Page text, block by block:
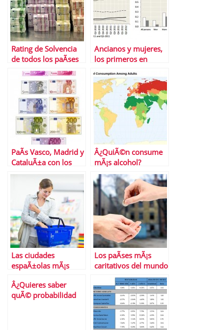
Rating de Solvencia
de todos los paÃ­ses
Ancianos y mujeres,
los primeros en
conseguir un empleo,
segÃºn la OCDE
PaÃ­s Vasco, Madrid y
CataluÃ±a con los
salarios mÃ¡s altos de
EspaÃ±a
Â¿QuiÃ©n consume
mÃ¡s alcohol?
Las ciudades
espaÃ±olas mÃ¡s
Los paÃ­ses mÃ¡s
caritativos del mundo
Â¿Quieres saber
quÃ© probabilidad